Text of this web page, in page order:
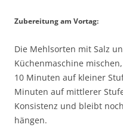
Zubereitung am Vortag:
Die Mehlsorten mit Salz
Küchenmaschine
10 Minuten auf kleiner
Minuten auf mittlerer
Konsistenz und bleibt
hängen.